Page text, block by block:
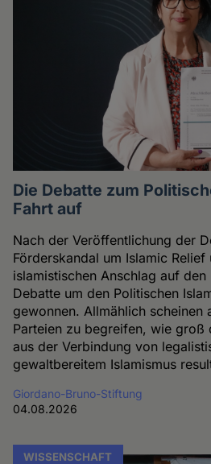
Die Debatte zum
Fahrt auf
Nach der Veröffentlichung der
Förderskandal um Islamic Relief
islamistischen Anschlag auf
Debatte um den Politischen
gewonnen. Allmählich scheinen
Parteien zu begreifen, wie groß
aus der Verbindung von
gewaltbereitem Islamismus
Giordano-Bruno-Stiftung
04.08.2026
WISSENSCHAFT